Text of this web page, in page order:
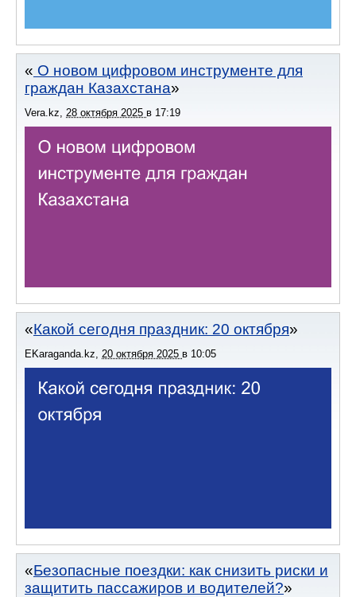
О новом цифровом инструменте для
граждан Казахстана
Vera.kz, 28 октября 2025 в 17:19
Какой сегодня праздник: 20 октября
EKaraganda.kz 20 октября 2025 в 10:05
Безопасные поездки: как снизить риски и
защитить пассажиров и водителей?